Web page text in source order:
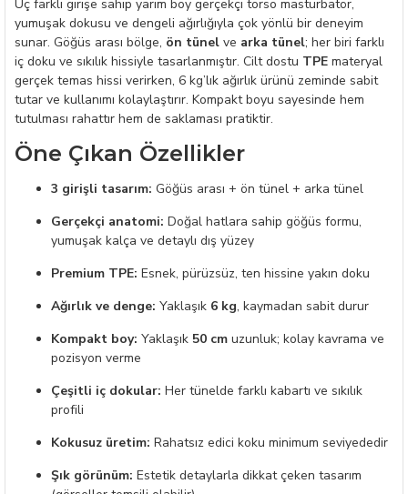
Üç farklı girişe sahip yarım boy gerçekçi torso mastürbatör,
yumuşak dokusu ve dengeli ağırlığıyla çok yönlü bir deneyim
sunar. Göğüs arası bölge, ön tünel ve arka tünel; her biri farklı
iç doku ve sıkılık hissiyle tasarlanmıştır. Cilt dostu TPE materyal
gerçek temas hissi verirken, 6 kg’lık ağırlık ürünü zeminde sabit
tutar ve kullanımı kolaylaştırır. Kompakt boyu sayesinde hem
tutulması rahattır hem de saklaması pratiktir.
Öne Çıkan Özellikler
3 girişli tasarım: Göğüs arası + ön tünel + arka tünel
Gerçekçi anatomi: Doğal hatlara sahip göğüs formu,
yumuşak kalça ve detaylı dış yüzey
Premium TPE: Esnek, pürüzsüz, ten hissine yakın doku
Ağırlık ve denge: Yaklaşık 6 kg, kaymadan sabit durur
Kompakt boy: Yaklaşık 50 cm uzunluk; kolay kavrama ve
pozisyon verme
Çeşitli iç dokular: Her tünelde farklı kabartı ve sıkılık
profili
Kokusuz üretim: Rahatsız edici koku minimum seviyededir
Şık görünüm: Estetik detaylarla dikkat çeken tasarım